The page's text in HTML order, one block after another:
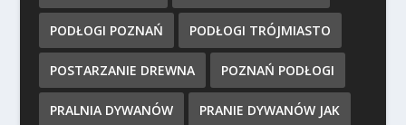
PODŁOGI POZNAŃ PODŁOGI TRÓJMIASTO
POSTARZANIE DREWNA POZNAŃ PODŁOGI
PRALNIA DYWANÓW PRANIE DYWANÓW JAK